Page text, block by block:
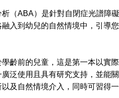
ABA）是針對自閉症光譜障礙
入到幼兒的自然情境中，引導
前的兒童，這是第一本以實
泛使用且具有研究支持，並能
及自然情境介入，同時可習得